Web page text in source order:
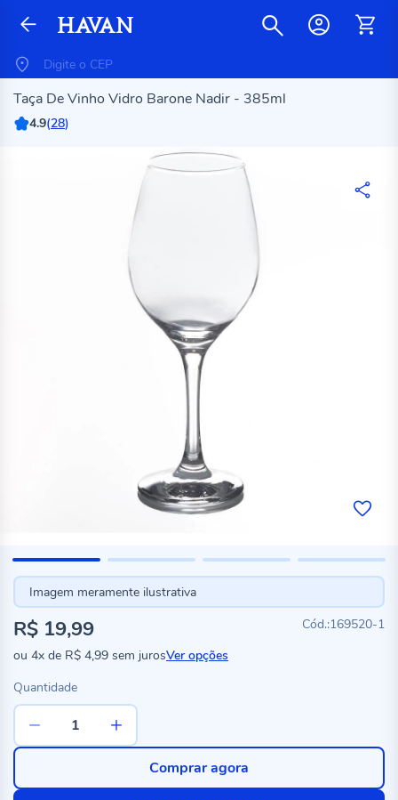
Taça De Vinho Vidro Barone Nadir - 385ml
4.9(28)
Imagem meramente ilustrativa
169520-1
R$ 19,99
ou 4x de R$ 4,99 sem jurosVer opções
Quantidade
Comprar agora